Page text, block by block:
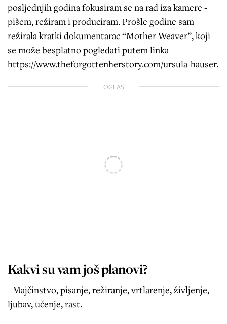
posljednjih godina fokusiram se na rad iza kamere -
pišem, režiram i produciram. Prošle godine sam
režirala kratki dokumentarac “Mother Weaver”, koji
se može besplatno pogledati putem linka
https://www.theforgottenherstory.com/ursula-hauser.
OGLAS
Kakvi su vam još planovi?
- Majčinstvo, pisanje, režiranje, vrtlarenje, življenje,
ljubav, učenje, rast.